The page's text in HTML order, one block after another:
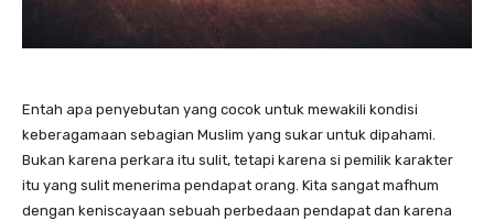
Entah apa penyebutan yang cocok untuk mewakili kondisi
keberagamaan sebagian Muslim yang sukar untuk dipahami.
Bukan karena perkara itu sulit, tetapi karena si pemilik karakter
itu yang sulit menerima pendapat orang. Kita sangat mafhum
dengan keniscayaan sebuah perbedaan pendapat dan karena